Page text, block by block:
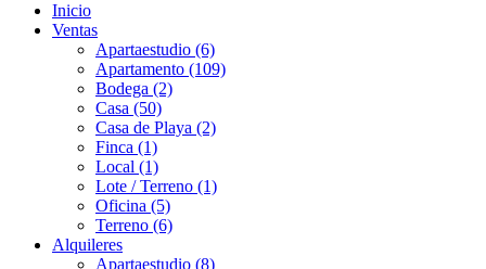
Inicio
Ventas
Apartaestudio (6)
Apartamento (109)
Bodega (2)
Casa (50)
Casa de Playa (2)
Finca (1)
Local (1)
Lote / Terreno (1)
Oficina (5)
Terreno (6)
Alquileres
Apartaestudio (8)